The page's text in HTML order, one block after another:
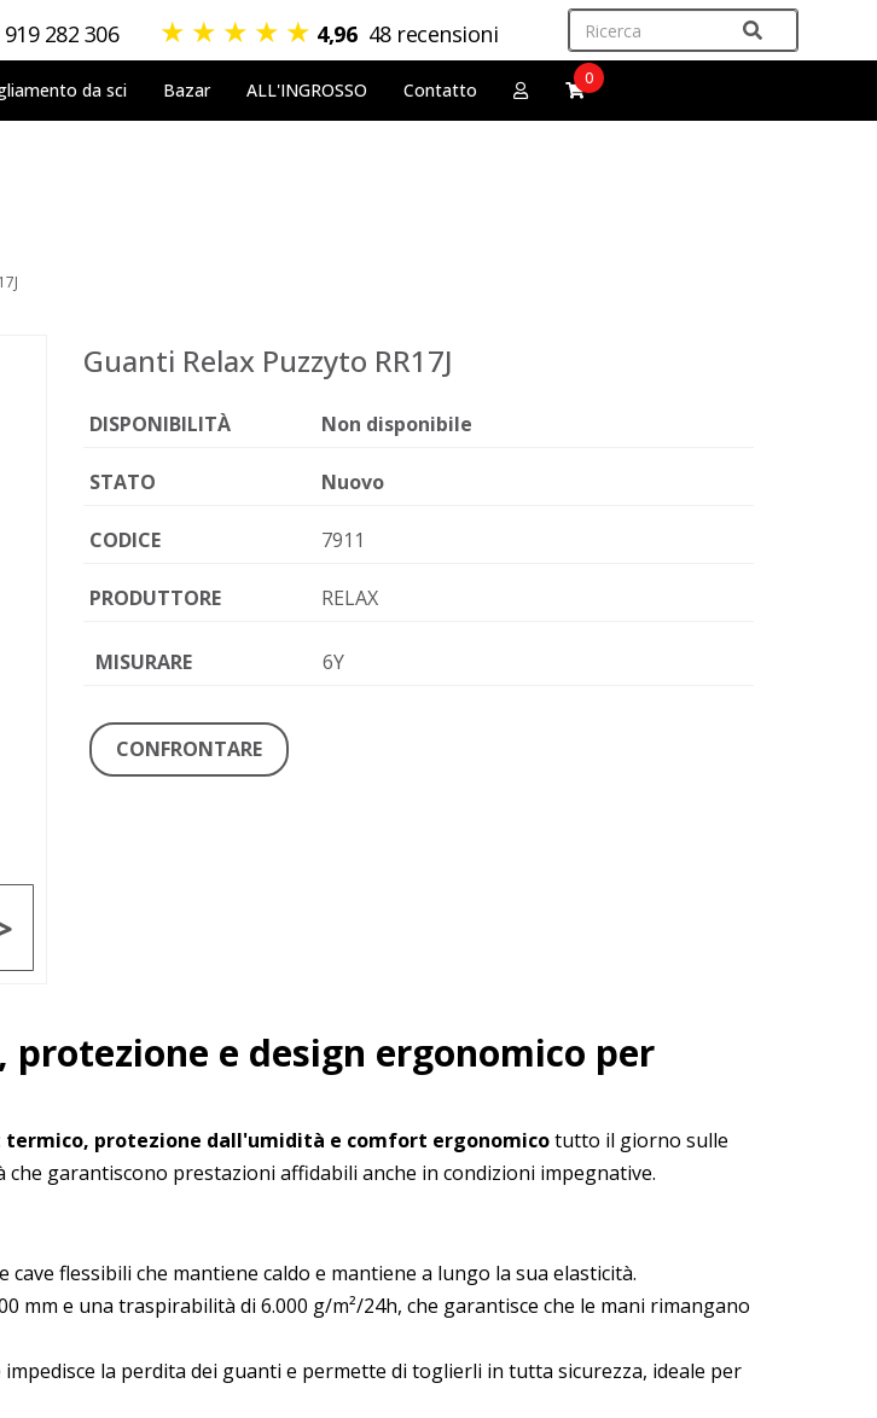
282 306 ★ ★ ★ ★ ★ 4,96 48 recensioni
da sci Bazar ALL'INGROSSO Contatto
0
Guanti Relax Puzzyto RR17J
DISPONIBILITÀ Non disponibile
STATO Nuovo
CODICE 7911
PRODUTTORE RELAX
MISURARE 6Y
CONFRONTARE
protezione e design ergonomico per
protezione dall'umidità e comfort ergonomicotutto il giorno sulle
garantiscono prestazioni affidabili anche in condizioni impegnative.
flessibili che mantiene caldo e mantiene a lungo la sua elasticità.
mm e una traspirabilità di 6.000 g/m²/24h, che garantisce che le mani rimangano
la perdita dei guanti e permette di toglierli in tutta sicurezza, ideale per